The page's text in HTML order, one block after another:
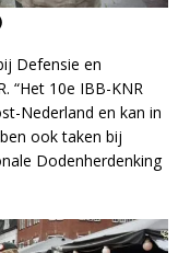
Defensie en
“Het 10e IBB-KNR
Nederland en kan in
ook taken bij
Dodenherdenking